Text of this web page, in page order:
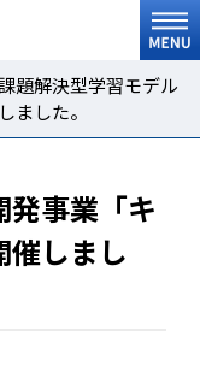
題解決型学習モデル
ました。
事業「キ
催しまし